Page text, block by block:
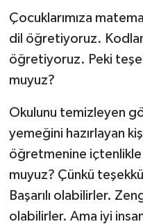
Çocuklarımıza
dil öğretiyoruz.
öğretiyoruz. Peki
muyuz?
Okulunu temizleyen
yemeğini hazırlayan
öğretmenine
muyuz? Çünkü
Başarılı olabilirler.
olabilirler. Ama iyi